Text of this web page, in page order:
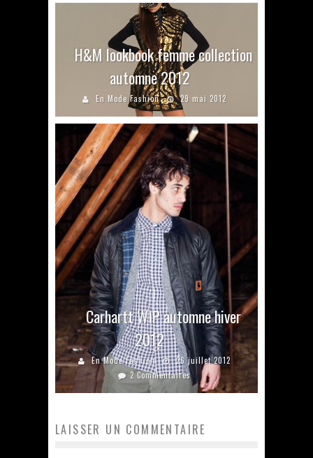
H&M lookbook femme collection
automne 2012
En Mode Fashion 29 mai 2012
Carhartt WIP automne hiver
2012
En Mode Fashion
26 juillet 2012
2 Commentaires
LAISSER UN COMMENTAIRE